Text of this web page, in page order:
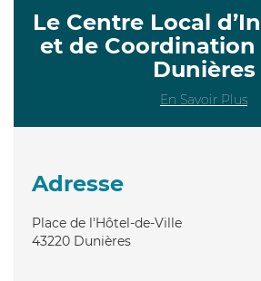
Le Centre Local
et de Coordination
Dunières
En Savoir Plus
Adresse
Place de l'Hôtel-de-Ville
43220 Dunières